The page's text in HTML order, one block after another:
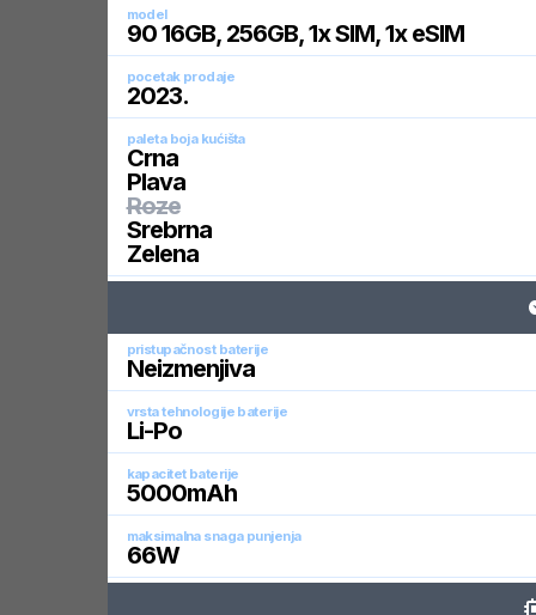
model
90 16GB, 256GB, 1x SIM, 1x eSIM
pocetak prodaje
2023.
paleta boja kućišta
Crna
Plava
Roze
Srebrna
Zelena
pristupačnost baterije
Neizmenjiva
vrsta tehnologije baterije
Li-Po
kapacitet baterije
5000mAh
maksimalna snaga punjenja
66W